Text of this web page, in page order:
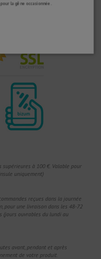
à 100 €. Valable pour
uniquement)
reçues dans la journée
pour une livraison dans les 48-72
(jours ouvrables du lundi au
avant, pendant et après
de votre produit.
la gêne occasionnée.